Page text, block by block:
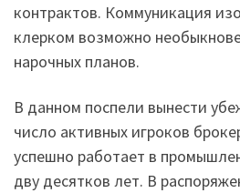
контрактов. Коммуникация
клерком возможно
нарочных планов.
В данном поспели вынести
число активных игроков
успешно работает в
дву десятков лет. В